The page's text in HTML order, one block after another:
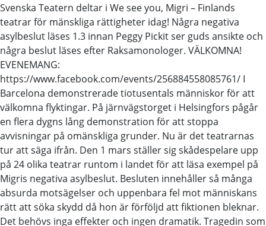
Svenska Teatern deltar i We see you, Migri – Finlands
teatrar för mänskliga rättigheter idag! Några negativa
asylbeslut läses 1.3 innan Peggy Pickit ser guds ansikte och
några beslut läses efter Raksamonologer. VÄLKOMNA!
EVENEMANG:
https://www.facebook.com/events/256884558085761/ I
Barcelona demonstrerade tiotusentals människor för att
välkomna flyktingar. På järnvägstorget i Helsingfors pågår
en flera dygns lång demonstration för att stoppa
avvisningar på omänskliga grunder. Nu är det teatrarnas
tur att säga ifrån. Den 1 mars ställer sig skådespelare upp
på 24 olika teatrar runtom i landet för att läsa exempel på
Migris negativa asylbeslut. Besluten innehåller så många
absurda motsägelser och uppenbara fel mot människans
rätt att söka skydd då hon är förföljd att fiktionen bleknar.
Det behövs inga effekter och ingen dramatik. Tragedin som